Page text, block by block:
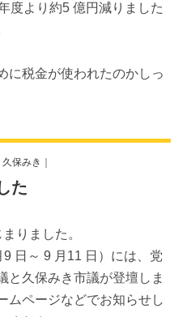
度より約5 億円減りました
税金が使われたのかしっ
久保みき
た
りました。
日～ 9 月11 日）には、党
と久保みき市議が登壇しま
ムページなどでお知らせし